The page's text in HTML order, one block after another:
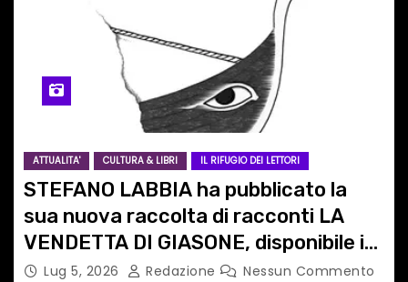
ATTUALITA' CULTURA & LIBRI IL RIFUGIO DEI LETTORI
STEFANO LABBIA ha pubblicato la
sua nuova raccolta di racconti LA
VENDETTA DI GIASONE, disponibile in
versione cartacea.
Lug 5, 2026 Redazione Nessun Commento